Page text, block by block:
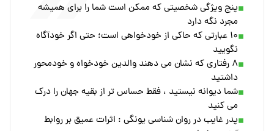
پنج ویژگی شخصیتی که ممکن است شما را برای همیشه
مجرد نگه دارد
۱۰ عبارتی که حاکی از خودخواهی است؛ حتی اگر خودآگاه
نگویید
۸ رفتاری که نشان می‌ دهند والدین خودخواه و خودمحور
داشتید
شما دیوانه نیستید ، فقط حساس‌ تر از بقیه جهان را درک
می‌ کنید
پدر غایب در روان‌ شناسی یونگی : اثرات عمیق بر روابط